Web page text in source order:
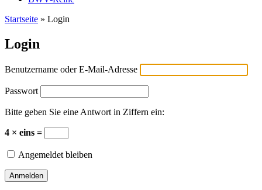
Startseite » Login
Login
Benutzername oder E-Mail-Adresse
Passwort
Bitte geben Sie eine Antwort in Ziffern ein:
4 × eins =
Angemeldet bleiben